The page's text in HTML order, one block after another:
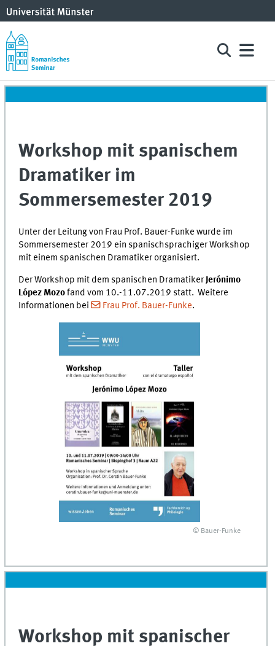
Workshop mit spanischem
Dramatiker im
Sommersemester 2019
Unter der Leitung von Frau Prof. Bauer-Funke wurde im
Sommersemester 2019 ein spanischsprachiger Workshop
mit einem spanischen Dramatiker organisiert.
Der Workshop mit dem spanischen DramatikerJerónimo
López Mozofand vom 10.-11.07.2019 statt. Weitere
Informationen bei
Frau Prof. Bauer-Funke.
© Bauer-Funke
Workshop mit spanischer